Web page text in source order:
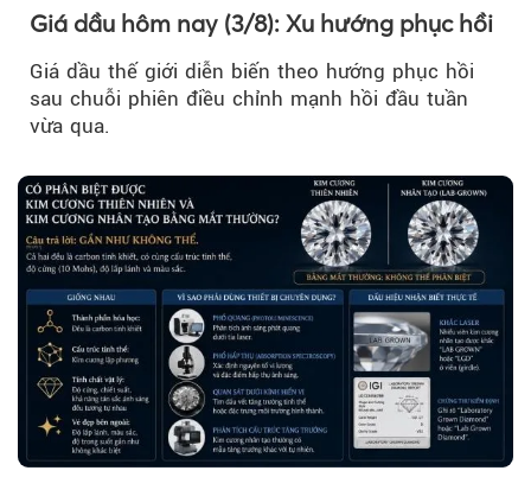
Giá dầu hôm nay (3/8): Xu hướng phục hồi
Giá dầu thế giới diễn biến theo hướng phục hồi
sau chuỗi phiên điều chỉnh mạnh hồi đầu tuần
vừa qua.